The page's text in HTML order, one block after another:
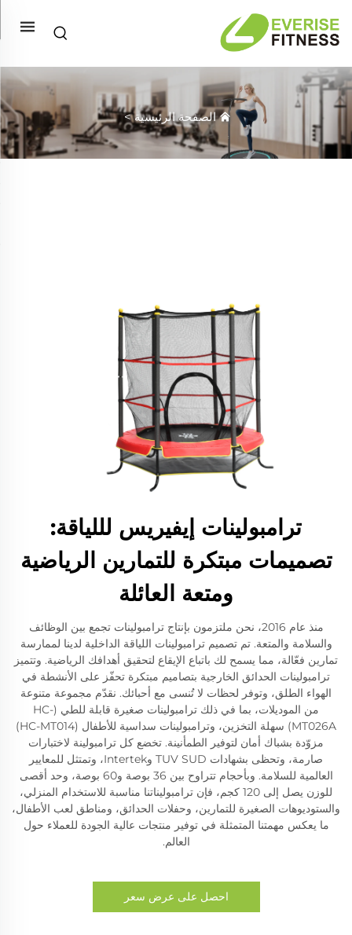
الصفحة الرئيسية>
ترامبولينات إيفيريس لللياقة:
تصميمات مبتكرة للتمارين الرياضية
ومتعة العائلة
منذ عام 2016، نحن ملتزمون بإنتاج ترامبولينات تجمع بين الوظائف
والسلامة والمتعة. تم تصميم ترامبولينات اللياقة الداخلية لدينا لممارسة
تمارين فعّالة، مما يسمح لك باتباع الإيقاع لتحقيق أهدافك الرياضية. وتتميز
ترامبولينات الحدائق الخارجية بتصاميم مبتكرة تحفّز على الأنشطة في
الهواء الطلق، وتوفر لحظات لا تُنسى مع أحبائك. نقدّم مجموعة متنوعة
من الموديلات، بما في ذلك ترامبولينات صغيرة قابلة للطي (HC-
MT026A) سهلة التخزين، وترامبولينات سداسية للأطفال (HC-MT014)
مزوّدة بشباك أمان لتوفير الطمأنينة. تخضع كل ترامبولينة لاختبارات
صارمة، وتحظى بشهادات TUV SUD وIntertek، وتمتثل للمعايير
العالمية للسلامة. وبأحجام تتراوح بين 36 بوصة و60 بوصة، وحد أقصى
للوزن يصل إلى 120 كجم، فإن ترامبوليناتنا مناسبة للاستخدام المنزلي،
والستوديوهات الصغيرة للتمارين، وحفلات الحدائق، ومناطق لعب الأطفال،
ما يعكس مهمتنا المتمثلة في توفير منتجات عالية الجودة للعملاء حول
العالم.
احصل على عرض سعر